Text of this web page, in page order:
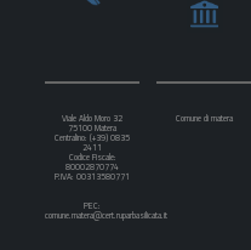
Viale Aldo Moro 32
75100 Matera
Centralino: (+39) 0835
2411
Codice Fiscale:
80002870774
P.IVA: 00313580771
PEC:
comune.matera@cert.ruparbasilicata.it
Comune di matera